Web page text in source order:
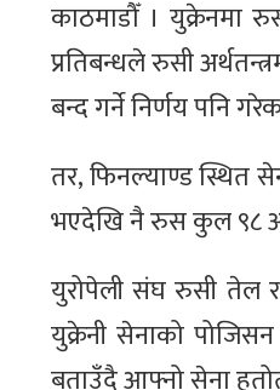
काठमाडौँ । युक्रेनमा
प्रतिबन्धले रुसी
बन्द गर्ने निर्णय पनि
तर, फिनल्याण्ड स्थित
भएदेखि नै रुस कुल ९८
युरोपेली संघ रुसी तेल
युक्रेनी सेनाको
बताउँदै आफ्नो सेना